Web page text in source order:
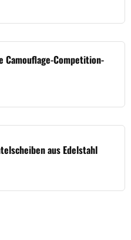
Camouflage-Competition-
aus Edelstahl